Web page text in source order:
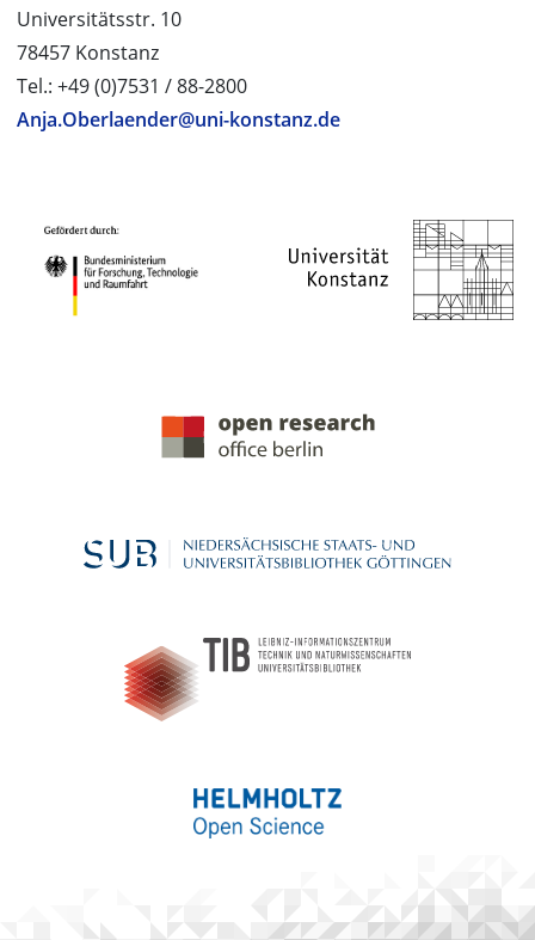
Universitätsstr. 10
78457 Konstanz
Tel.: +49 (0)7531 / 88-2800
Anja.Oberlaender@uni-konstanz.de